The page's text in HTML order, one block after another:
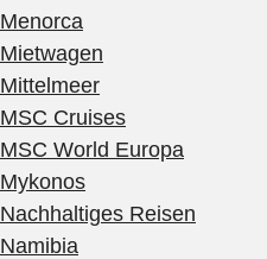
Menorca
Mietwagen
Mittelmeer
MSC Cruises
MSC World Europa
Mykonos
Nachhaltiges Reisen
Namibia